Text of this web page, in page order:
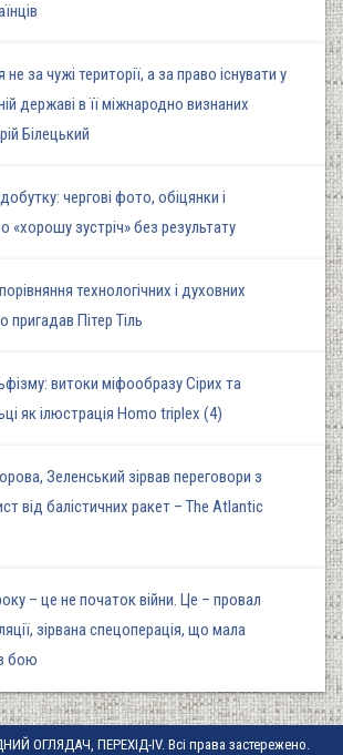
за чужі території, а за право існувати у
державі в її міжнародно визнаних
Білецький
чергові фото, обіцянки і
«хорошу зустріч» без результату
технологічних і духовних
пригадав Пітер Тіль
витоки міфообразу Сірих та
як ілюстрація Homo triplex (4)
Зеленський зірвав переговори з
від балістичних ракет – The Atlantic
– це не початок війни. Це – провал
зірвана спецоперація, що мала
бою
ОГЛЯДАЧ, ПЕРЕХІД-IV. Всі права застережено.